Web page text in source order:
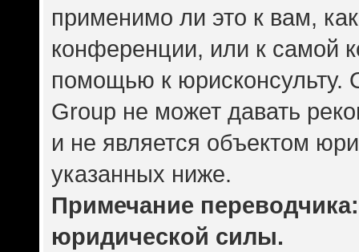
применимо ли это к вам,
конференции, или к самой
помощью к юрисконсульту.
Group не может давать
и не является объектом
указанных ниже.
Примечание
юридической силы.